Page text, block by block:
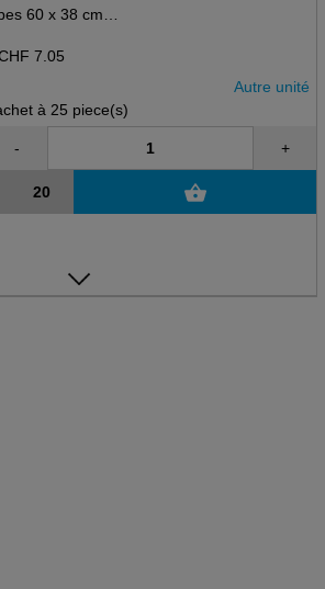
60 x 38 cm
à 25 pcs
30%Polyester,50g/m2
7.05
Autre unité
à 25 piece(s)
- +